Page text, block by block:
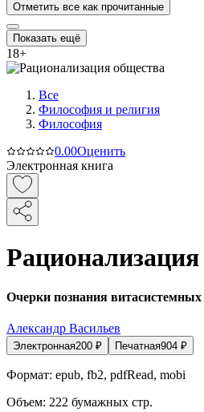
Отметить все как прочитанные
Показать ещё
18+
Все
Философия и религия
Философия
0.00Оценить
Электронная книга
Очерки познания витасистемных
Александр Васильев
Электронная200 ₽ Печатная904 ₽
Формат: epub, fb2, pdfRead, mobi
Объем: 222 бумажных стр.